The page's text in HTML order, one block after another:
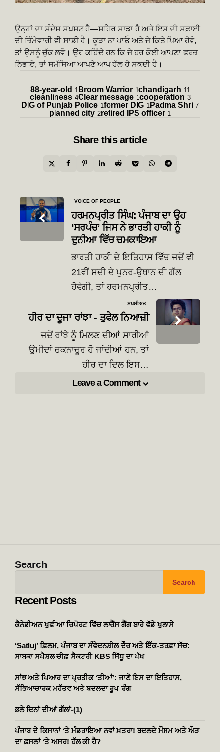
ਉਨ੍ਹਾਂ ਦਾ ਸੰਦੇਸ਼ ਸਪਸ਼ਟ ਹੈ—ਸ਼ਹਿਰ ਸਾਡਾ ਹੈ ਅਤੇ ਇਸ ਦੀ ਸਫ਼ਾਈ
ਦੀ ਜ਼ਿੰਮੇਵਾਰੀ ਵੀ ਸਾਡੀ ਹੈ। ਕੂੜਾ ਨਾ ਪਾਓ ਅਤੇ ਜੇ ਕਿਤੇ ਪਿਆ ਹੋਵੇ,
ਤਾਂ ਉਸਨੂੰ ਚੁੱਕ ਲਵੋ। ਉਹ ਕਹਿੰਦੇ ਹਨ ਕਿ ਜੇ ਹਰ ਕੋਈ ਆਪਣਾ ਫਰਜ਼
ਨਿਭਾਏ, ਤਾਂ ਸਮੱਸਿਆ ਆਪਣੇ ਆਪ ਹੱਲ ਹੋ ਸਕਦੀ ਹੈ।
88-year-old 1 Broom Warrior 1 chandigarh 11
cleanliness 4Clear message 1 cooperation 3
DIG of Punjab Police 1 former DIG 1 Padma Shri 7
planned city 2retired IPS officer 1
Share this article
Post
navigation
VOICE OF PEOPLE
ਹਰਮਨਪ੍ਰੀਤ ਸਿੰਘ: ਪੰਜਾਬ ਦਾ ਉਹ
‘ਸਰਪੰਚ’ ਜਿਸ ਨੇ ਭਾਰਤੀ ਹਾਕੀ ਨੂੰ
ਦੁਨੀਆ ਵਿੱਚ ਚਮਕਾਇਆ
ਭਾਰਤੀ ਹਾਕੀ ਦੇ ਇਤਿਹਾਸ ਵਿੱਚ ਜਦੋਂ ਵੀ
21ਵੀਂ ਸਦੀ ਦੇ ਪੁਨਰ-ਉਥਾਨ ਦੀ ਗੱਲ
ਹੋਵੇਗੀ, ਤਾਂ ਹਰਮਨਪ੍ਰੀਤ…
ਸ਼ਖ਼ਸੀਅਤ
ਹੀਰ ਦਾ ਦੂਜਾ ਰਾਂਝਾ - ਤੁਫੈਲ ਨਿਆਜ਼ੀ
ਜਦੋਂ ਰਾਂਝੇ ਨੂੰ ਮਿਲਣ ਦੀਆਂ ਸਾਰੀਆਂ
ਉਮੀਦਾਂ ਚਕਨਾਚੂਰ ਹੋ ਜਾਂਦੀਆਂ ਹਨ, ਤਾਂ
ਹੀਰ ਦਾ ਦਿਲ ਇਸ…
Leave a Comment
Search
Search
Recent Posts
ਕੈਨੇਡੀਅਨ ਖੁਫੀਆ ਰਿਪੋਰਟ ਵਿੱਚ ਲਾਰੈਂਸ ਗੈਂਗ ਬਾਰੇ ਵੱਡੇ ਖੁਲਾਸੇ
‘Satluj’ ਫ਼ਿਲਮ, ਪੰਜਾਬ ਦਾ ਸੰਵੇਦਨਸ਼ੀਲ ਦੌਰ ਅਤੇ ਇੱਕ-ਤਰਫ਼ਾ ਸੱਚ:
ਸਾਬਕਾ ਸਪੈਸ਼ਲ ਚੀਫ਼ ਸੈਕਟਰੀ KBS ਸਿੱਧੂ ਦਾ ਪੱਖ
ਸਾਂਝ ਅਤੇ ਪਿਆਰ ਦਾ ਪ੍ਰਤੀਕ ‘ਤੀਆਂ’: ਜਾਣੋ ਇਸ ਦਾ ਇਤਿਹਾਸ,
ਸੱਭਿਆਚਾਰਕ ਮਹੱਤਵ ਅਤੇ ਬਦਲਦਾ ਰੂਪ-ਰੰਗ
ਭਲੇ ਦਿਨਾਂ ਦੀਆਂ ਗੱਲਾਂ-(1)
ਪੰਜਾਬ ਦੇ ਕਿਸਾਨਾਂ ‘ਤੇ ਮੰਡਰਾਇਆ ਨਵਾਂ ਖ਼ਤਰਾ! ਬਦਲਦੇ ਮੌਸਮ ਅਤੇ ਔੜ
ਦਾ ਫ਼ਸਲਾਂ ‘ਤੇ ਅਸਰ! ਹੱਲ ਕੀ ਹੈ?